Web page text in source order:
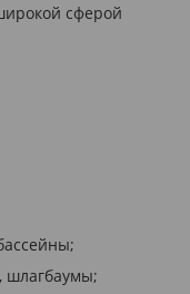
сферой
шлагбаумы;